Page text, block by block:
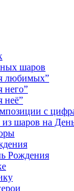
шаров
любимых”
него”
неё”
с
шаров на
Рождения